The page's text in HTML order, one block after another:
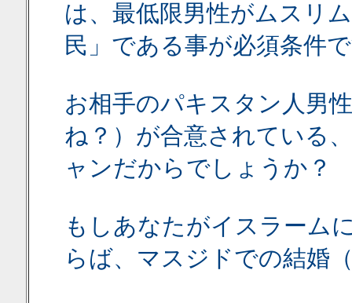
は、最低限男性がムスリ
民」である事が必須条件
お相手のパキスタン人男
ね？）が合意されている
ャンだからでしょうか？
もしあなたがイスラーム
らば、マスジドでの結婚